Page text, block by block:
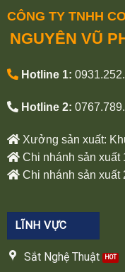
CÔNG TY TNHH
NGUYÊN VŨ
Hotline 1:
Hotline 2:
Xưởng sản xuất:
Chi nhánh sản xuất
Chi nhánh sản
LĨNH VỰC
Sắt Nghệ Thuật